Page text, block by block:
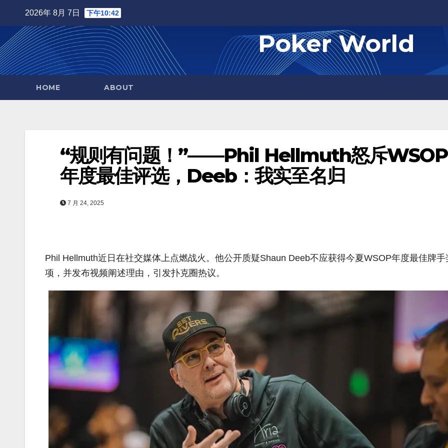
content
2026年 8月 7日 下午10:42
Poker World
HOME ABOUT
“规则有问题！”——Phil Hellmuth怒斥WSOP
年度最佳评选，Deeb：我实至名归
7 月 24, 2025
Phil Hellmuth近日在社交媒体上点燃战火。他公开质疑Shaun Deeb不应获得今夏WSOP年度最佳牌手
项，并发布视频阐述理由，引发扑克圈热议。